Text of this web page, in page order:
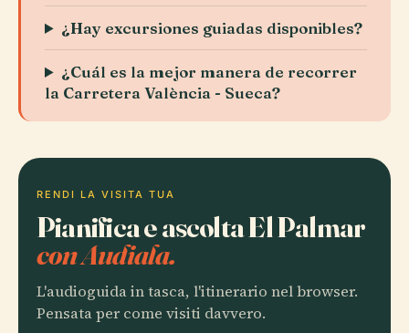
¿Hay excursiones guiadas disponibles?
¿Cuál es la mejor manera de recorrer
la Carretera València - Sueca?
RENDI LA VISITA TUA
Pianifica e ascolta El Palmar
con Audiala.
L'audioguida in tasca, l'itinerario nel browser.
Pensata per come visiti davvero.